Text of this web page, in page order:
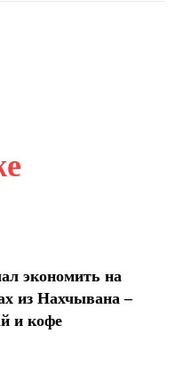
экономить на
из Нахчывана –
и кофе